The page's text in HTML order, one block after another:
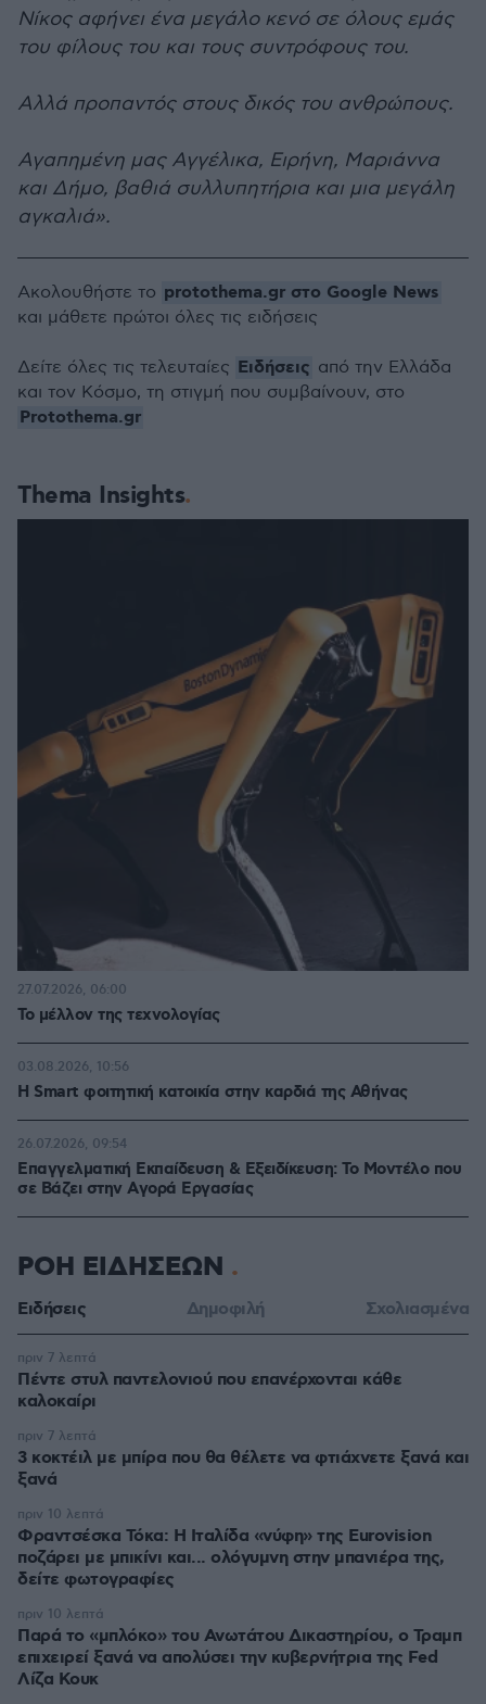
Νίκος αφήνει ένα μεγάλο κενό σε όλους εμάς
του φίλους του και τους συντρόφους του.
Αλλά προπαντός στους δικός του ανθρώπους.
Αγαπημένη μας Αγγέλικα, Ειρήνη, Μαριάννα
και Δήμο, βαθιά συλλυπητήρια και μια μεγάλη
αγκαλιά».
Thema Insights
Το μέλλον της τεχνολογίας
27.07.2026, 06:00
Η Smart φοιτητική κατοικία στην καρδιά της Αθήνας
03.08.2026, 10:56
Επαγγελματική Εκπαίδευση & Εξειδίκευση: Το Mοντέλο που
σε Bάζει στην Aγορά Eργασίας
26.07.2026, 09:54
Ακολουθήστε το protothema.gr στο Google News
και μάθετε πρώτοι όλες τις ειδήσεις
Δείτε όλες τις τελευταίες Ειδήσεις από την Ελλάδα
και τον Κόσμο, τη στιγμή που συμβαίνουν, στο
Protothema.gr
ΡΟΗ ΕΙΔΗΣΕΩΝ
Ειδήσεις Δημοφιλή Σχολιασμένα
Πέντε στυλ παντελονιού που επανέρχονται κάθε
καλοκαίρι
πριν 7 λεπτά
3 κοκτέιλ με μπίρα που θα θέλετε να φτιάχνετε ξανά και
ξανά
πριν 7 λεπτά
Φραντσέσκα Τόκα: Η Ιταλίδα «νύφη» της Eurovision
ποζάρει με μπικίνι και... ολόγυμνη στην μπανιέρα της,
δείτε φωτογραφίες
πριν 10 λεπτά
Παρά το «μπλόκο» του Ανωτάτου Δικαστηρίου, ο Τραμπ
επιχειρεί ξανά να απολύσει την κυβερνήτρια της Fed
Λίζα Κουκ
πριν 10 λεπτά